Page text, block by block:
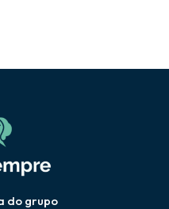
do grupo